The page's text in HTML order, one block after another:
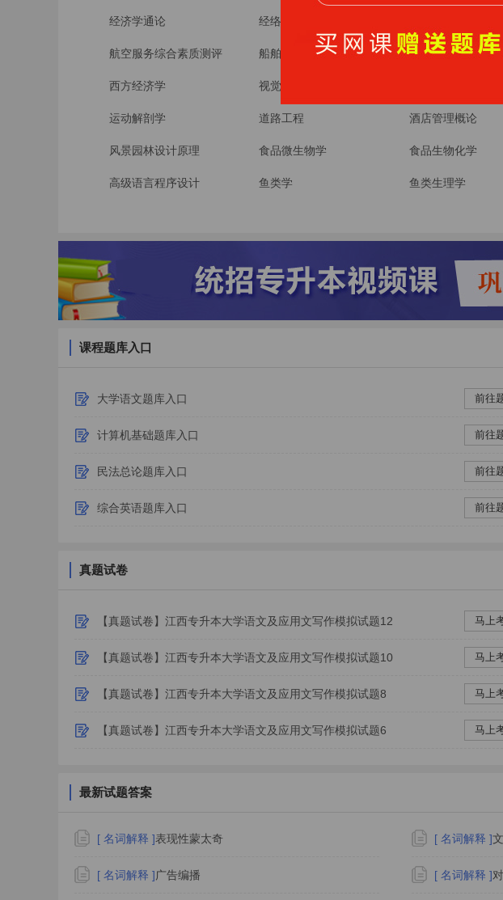
经济学通论 经络腧穴学
航空服务综合素质测评 船舶原理 色彩
西方经济学 视觉传达设计基础
运动解剖学 道路工程 酒店管理概论
风景园林设计原理 食品微生物学 食品生物化学
高级语言程序设计 鱼类学 鱼类生理学
课程题库入口
大学语文题库入口 前往
计算机基础题库入口 前往
民法总论题库入口 前往
综合英语题库入口 前往
真题试卷
【真题试卷】江西专升本大学语文及应用文写作模拟试题12 马上
【真题试卷】江西专升本大学语文及应用文写作模拟试题10 马上
【真题试卷】江西专升本大学语文及应用文写作模拟试题8 马上
【真题试卷】江西专升本大学语文及应用文写作模拟试题6 马上
最新试题答案
[ 名词解释 ]表现性蒙太奇 [ 名词解释 ]
[ 名词解释 ]广告编播 [ 名词解释 ]